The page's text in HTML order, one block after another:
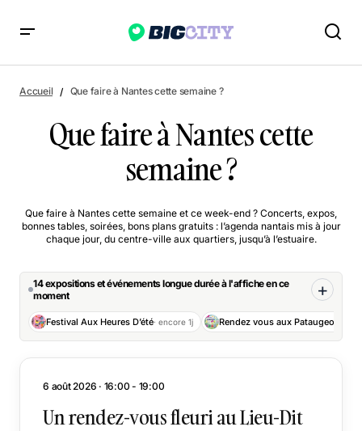
Accueil Que faire à Nantes cette semaine ?
Que faire à Nantes cette
semaine ?
Que faire à Nantes cette semaine et ce week-end ? Concerts, expos,
bonnes tables, soirées, bons plans gratuits : l’agenda nantais mis à jour
chaque jour, du centre-ville aux quartiers, jusqu’à l’estuaire.
14 expositions et événements longue durée à l'affiche en ce
moment
Festival Aux Heures D’été· encore 1j
6 août 2026 · 16:00 - 19:00
Un rendez-vous fleuri au Lieu-Dit